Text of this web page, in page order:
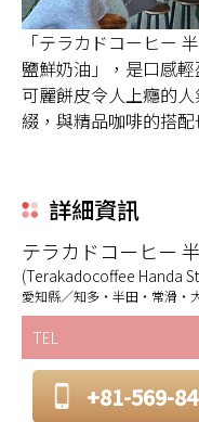
「テラカドコーヒー
鹽鮮奶油」，是口感
可麗餅皮令人上癮的
綴，與精品咖啡的搭配
詳細資訊
テラカドコーヒー
(Terakadocoffee Handa
愛知縣／知多・半田・常滑・
TEL
+81-569-